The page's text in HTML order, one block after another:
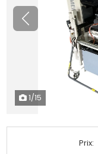
Précédent
1/15
Prix: